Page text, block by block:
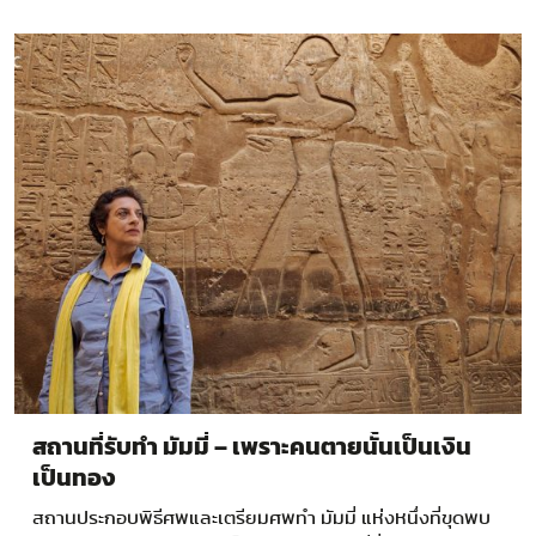
สถานที่รับทำ มัมมี่ – เพราะคนตายนั้นเป็นเงิน
เป็นทอง
สถานประกอบพิธีศพและเตรียมศพทำ มัมมี่ แห่งหนึ่งที่ขุดพบ